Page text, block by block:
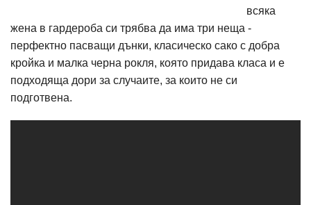
всяка
жена в гардероба си трябва да има три неща -
перфектно пасващи дънки, класическо сако с добра
кройка и малка черна рокля, която придава класа и е
подходяща дори за случаите, за които не си
подготвена.